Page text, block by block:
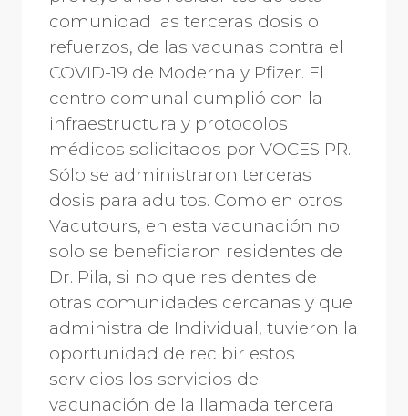
comunidad las terceras dosis o
refuerzos, de las vacunas contra el
COVID-19 de Moderna y Pfizer. El
centro comunal cumplió con la
infraestructura y protocolos
médicos solicitados por VOCES PR.
Sólo se administraron terceras
dosis para adultos. Como en otros
Vacutours, en esta vacunación no
solo se beneficiaron residentes de
Dr. Pila, si no que residentes de
otras comunidades cercanas y que
administra de Individual, tuvieron la
oportunidad de recibir estos
servicios los servicios de
vacunación de la llamada tercera